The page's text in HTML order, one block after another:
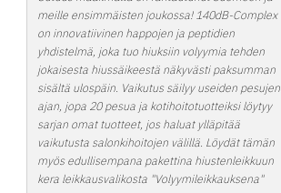
meille ensimmäisten joukossa! 140dB-Complex
on innovatiivinen happojen ja peptidien
yhdistelmä, joka tuo hiuksiin volyymia tehden
jokaisesta hiussäikeestä näkyvästi paksumman
sisältä ulospäin. Vaikutus säilyy useiden pesujen
ajan, jopa 20 pesua ja kotihoitotuotteiksi löytyy
sarjan omat tuotteet, jos haluat ylläpitää
vaikutusta salonkihoitojen välillä. Löydät tämän
myös edullisempana pakettina hiustenleikkuun
kera leikkausvalikosta "Volyymileikkauksena"